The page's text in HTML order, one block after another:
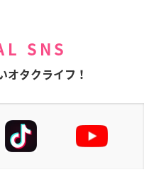
SNS
オタクライフ！